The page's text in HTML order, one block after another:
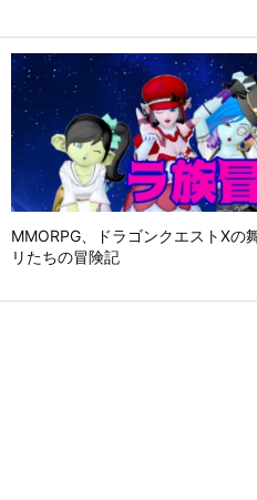
MMORPG、ドラゴンクエストⅩの
リたちの冒険記